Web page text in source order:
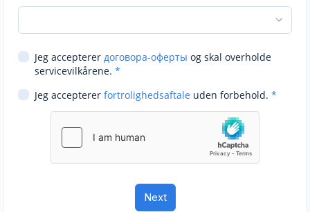
Jeg accepterer договора-оферты og skal overholde
servicevilkårene. *
Jeg accepterer fortrolighedsaftale uden forbehold. *